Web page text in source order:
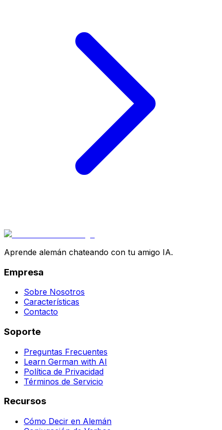
Aprende alemán chateando con tu amigo IA.
Empresa
Sobre Nosotros
Características
Contacto
Soporte
Preguntas Frecuentes
Learn German with AI
Política de Privacidad
Términos de Servicio
Recursos
Cómo Decir en Alemán